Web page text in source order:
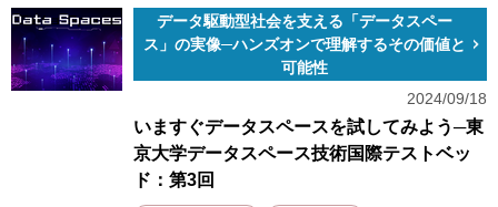
データ駆動型社会を支える「データスペー
ス」の実像─ハンズオンで理解するその価値と
可能性
2024/09/18
いますぐデータスペースを試してみよう─東
京大学データスペース技術国際テストベッ
ド：第3回